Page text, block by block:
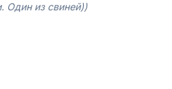
Один из свиней))